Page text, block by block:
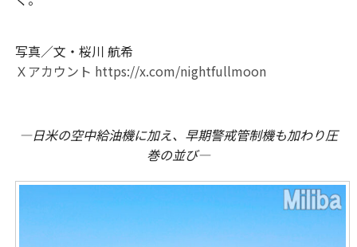
写真／文・桜川 航希
Ｘアカウント https://x.com/nightfullmoon
―日米の空中給油機に加え、早期警戒管制機も加わり圧
巻の並び―